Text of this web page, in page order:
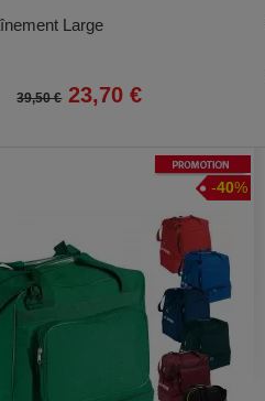
Large
39,50 € 23,70 €
Promotion
-40%